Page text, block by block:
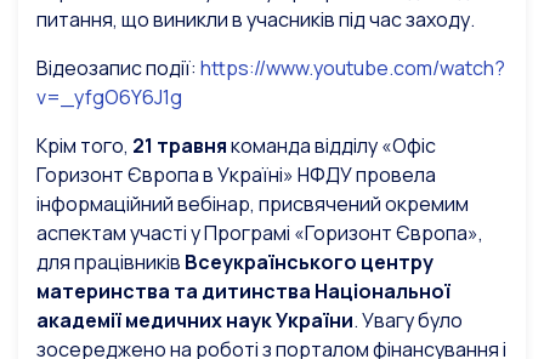
питання, що виникли в учасників під час заходу.
Відеозапис події: https://www.youtube.com/watch?
v=_yfgO6Y6J1g
Крім того, 21 травнякоманда відділу «Офіс
Горизонт Європа в Україні» НФДУ провела
інформаційний вебінар, присвячений окремим
аспектам участі у Програмі «Горизонт Європа»,
для працівників Всеукраїнського центру
материнства та дитинства Національної
академії медичних наук України. Увагу було
зосереджено на роботі з порталом фінансування і